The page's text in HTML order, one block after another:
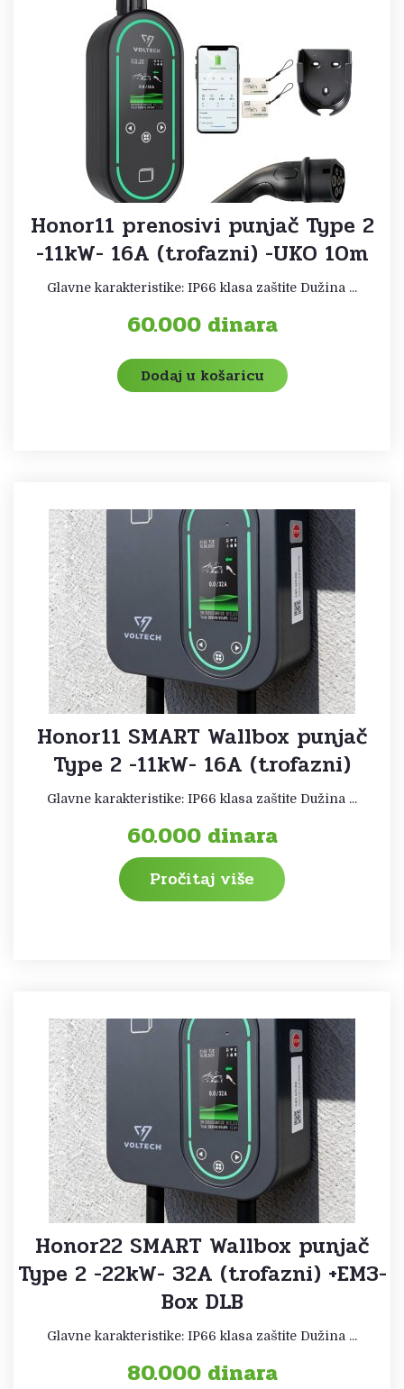
Honor11 prenosivi punjač Type 2
-11kW- 16A (trofazni) -UKO 10m
Glavne karakteristike: IP66 klasa zaštite Dužina ...
60.000 dinara
Dodaj u košaricu
Honor11 SMART Wallbox punjač
Type 2 -11kW- 16A (trofazni)
Glavne karakteristike: IP66 klasa zaštite Dužina ...
60.000 dinara
Pročitaj više
Honor22 SMART Wallbox punjač
Type 2 -22kW- 32A (trofazni) +EM3-
Box DLB
Glavne karakteristike: IP66 klasa zaštite Dužina ...
80.000 dinara